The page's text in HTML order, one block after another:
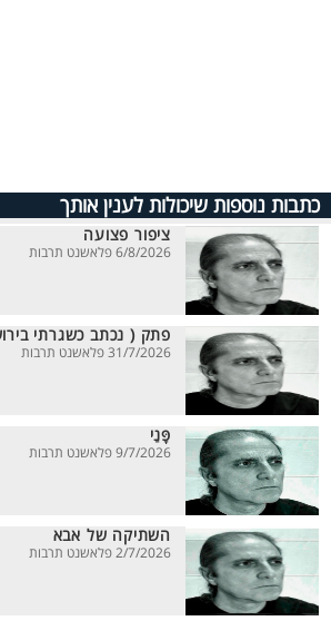
כתבות נוספות שיכולות לענין אותך
ציפור פצועה
6/8/2026 פלאשנט תרבות
פתק ( נכתב כשגרתי
31/7/2026 פלאשנט תרבות
פָּנַי
9/7/2026 פלאשנט תרבות
השתיקה של אבא
2/7/2026 פלאשנט תרבות